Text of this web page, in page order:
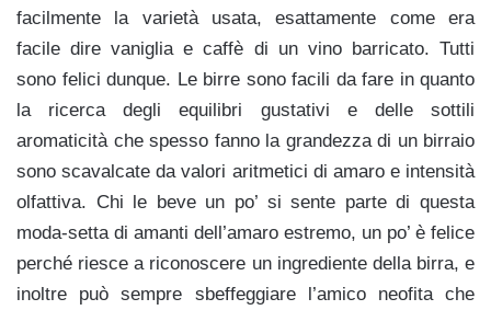
facilmente la varietà usata, esattamente come era
facile dire vaniglia e caffè di un vino barricato. Tutti
sono felici dunque. Le birre sono facili da fare in quanto
la ricerca degli equilibri gustativi e delle sottili
aromaticità che spesso fanno la grandezza di un birraio
sono scavalcate da valori aritmetici di amaro e intensità
olfattiva. Chi le beve un po’ si sente parte di questa
moda-setta di amanti dell’amaro estremo, un po’ è felice
perché riesce a riconoscere un ingrediente della birra, e
inoltre può sempre sbeffeggiare l’amico neofita che